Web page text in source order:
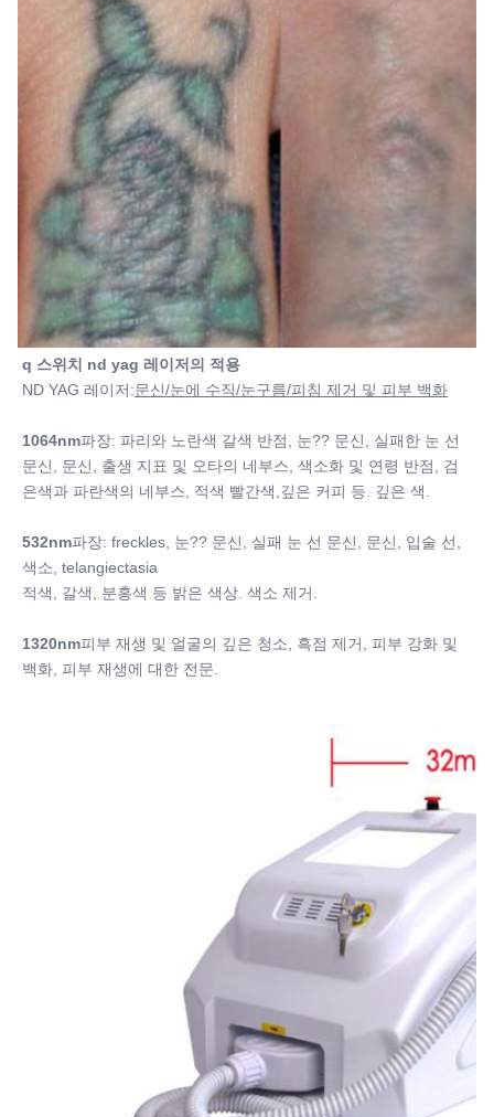
q 스위치 nd yag 레이저의 적용
ND YAG 레이저:문신/눈에 수직/눈구름/피침 제거 및 피부 백화
1064nm파장: 파리와 노란색 갈색 반점, 눈?? 문신, 실패한 눈 선
문신, 문신, 출생 지표 및 오타의 네부스, 색소화 및 연령 반점, 검
은색과 파란색의 네부스, 적색 빨간색,깊은 커피 등. 깊은 색.
532nm파장: freckles, 눈?? 문신, 실패 눈 선 문신, 문신, 입술 선,
색소, telangiectasia
적색, 갈색, 분홍색 등 밝은 색상. 색소 제거.
1320nm피부 재생 및 얼굴의 깊은 청소, 흑점 제거, 피부 강화 및
백화, 피부 재생에 대한 전문.